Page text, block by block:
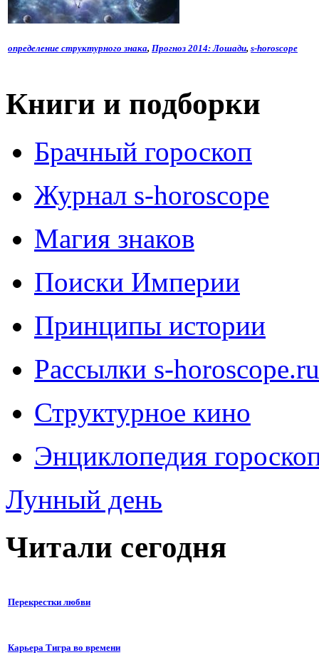
определение структурного знака, Прогноз 2014: Лошади, s-horoscope
Книги и подборки
Брачный гороскоп
Журнал s-horoscope
Магия знаков
Поиски Империи
Принципы истории
Рассылки s-horoscope.ru
Структурное кино
Энциклопедия
Лунный день
Читали сегодня
Перекрестки любви
Карьера Тигра во времени